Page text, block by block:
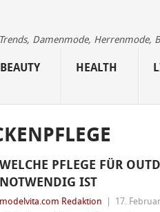
Damenmode, Herrenmode,
BEAUTY HEALTH
WELCHE PFLEGE FÜR
NOTWENDIG IST
modelvita.com Redaktion 17.